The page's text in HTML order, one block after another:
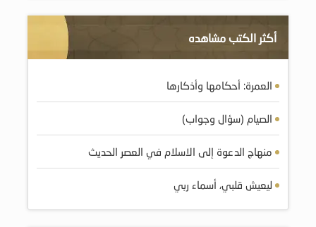
أكثر الكتب مشاهده
العمرة: أحكامها وأذكارها
الصيام (سؤال وجواب)
منهاج الدعوة إلى الاسلام في العصر الحديث
ليعيش قلبي، أسماء ربي